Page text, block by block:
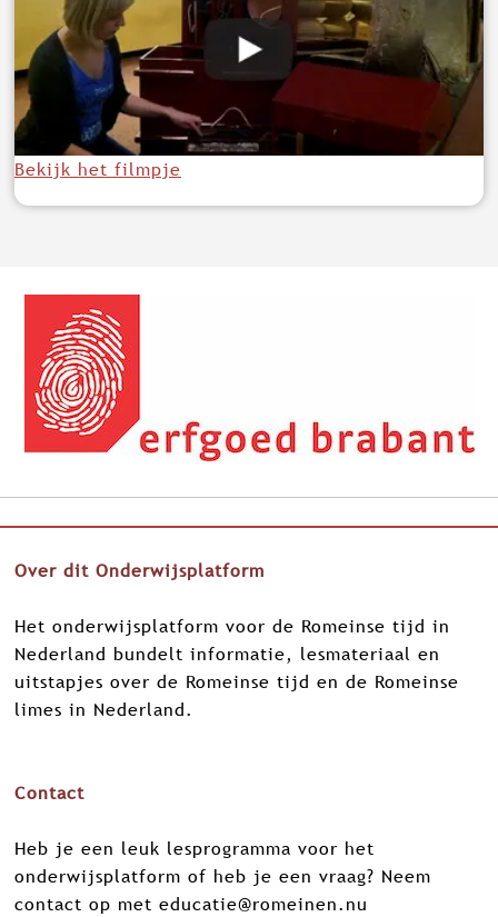
I
E
W
R
O
M
N
K
Bekijk het filmpje
Over dit Onderwijsplatform
Het onderwijsplatform voor de Romeinse tijd in
Nederland bundelt informatie, lesmateriaal en
uitstapjes over de Romeinse tijd en de Romeinse
limes in Nederland.
Contact
Heb je een leuk lesprogramma voor het
onderwijsplatform of heb je een vraag? Neem
contact op met educatie@romeinen.nu